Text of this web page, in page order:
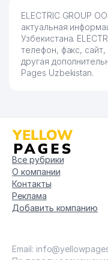
ELECTRIC GROUP
актуальная
Узбекистана.
телефон, факс,
другая
Pages Uzbekistan.
Все рубрики
О компании
Контакты
Реклама
Добавить компанию
Email: